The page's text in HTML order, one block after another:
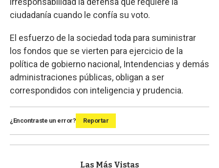
ciudadanía cuando le confía su voto.
El esfuerzo de la sociedad toda para suministrar
los fondos que se vierten para ejercicio de la
política de gobierno nacional, Intendencias y demás
administraciones públicas, obligan a ser
correspondidos con inteligencia y prudencia.
¿Encontraste un error? Reportar
Las Más Vistas